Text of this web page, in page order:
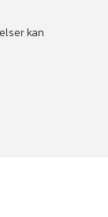
kan